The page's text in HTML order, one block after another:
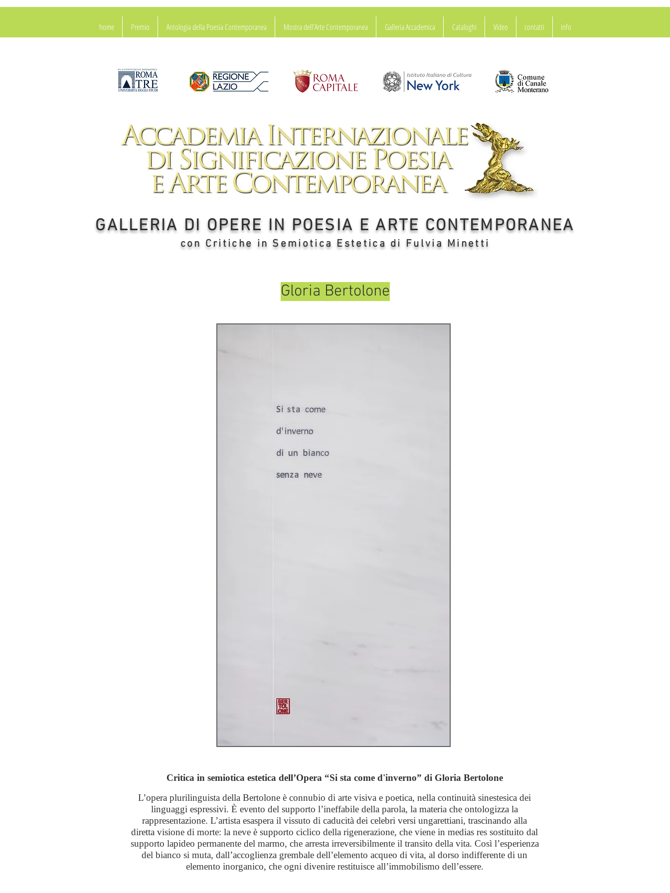
GALLERIA DI OPERE IN POESIA E ARTE CONTEMPORANEA
con Critiche in Semiotica Estetica di Fulvia Minetti
home Premio Antologia della Poesia Contemporanea Mostra dell'Arte Contemporanea Galleria Accademica Cataloghi Video contatti info
Gloria Bertolone
Critica in semiotica estetica dell’Opera “Si sta come d'inverno” di Gloria Bertolone
L’opera plurilinguista della Bertolone è connubio di arte visiva e poetica, nella continuità sinestesica dei
linguaggi espressivi. È evento del supporto l’ineffabile della parola, la materia che ontologizza la
rappresentazione. L’artista esaspera il vissuto di caducità dei celebri versi ungarettiani, trascinando alla
diretta visione di morte: la neve è supporto ciclico della rigenerazione, che viene in medias res sostituito dal
supporto lapideo permanente del marmo, che arresta irreversibilmente il transito della vita. Così l’esperienza
del bianco si muta, dall’accoglienza grembale dell’elemento acqueo di vita, al dorso indifferente di un
elemento inorganico, che ogni divenire restituisce all’immobilismo dell’essere.